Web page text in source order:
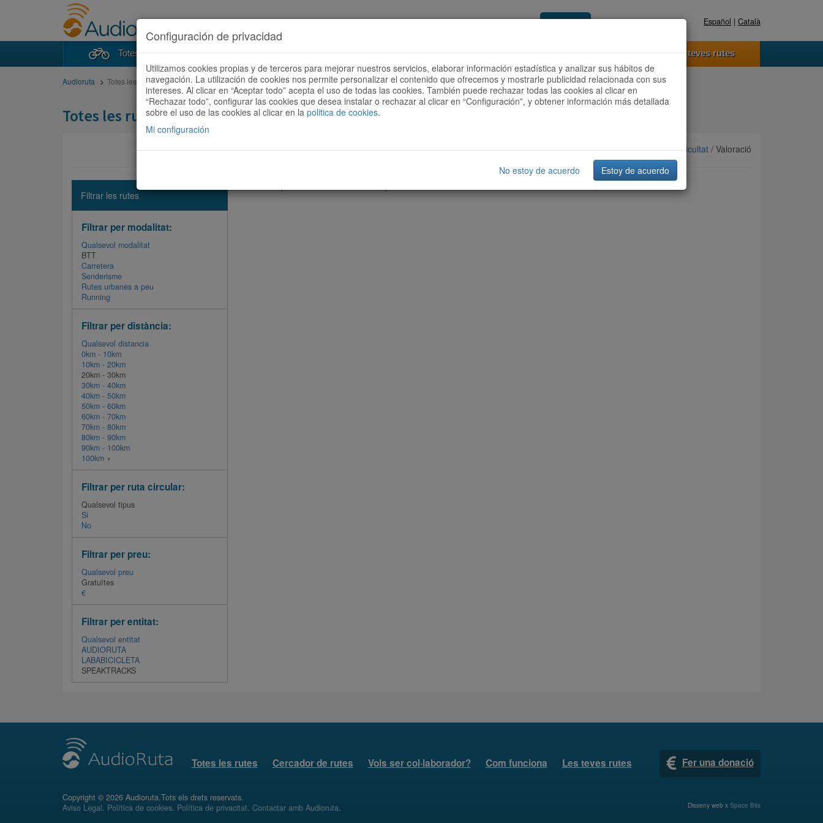
Accedeix Registra't ara Español | Català
Totes les rutes Cercador de rutes Vols ser col·laborador? Com funciona Les teves rutes
Audioruta Totes les rutes
Totes les rutes
Ordenar per:Més recents/Dificultat / Valoració
Filtrar les rutes
Filtrar per modalitat:
Qualsevol modalitat
BTT
Carretera
Senderisme
Rutes urbanes a peu
Running
Filtrar per distància:
Qualsevol distancia
0km - 10km
10km - 20km
20km - 30km
30km - 40km
40km - 50km
50km - 60km
60km - 70km
70km - 80km
80km - 90km
90km - 100km
100km +
Filtrar per ruta circular:
Qualsevol tipus
Si
No
Filtrar per preu:
Qualsevol preu
Gratuïtes
€
Filtrar per entitat:
Qualsevol entitat
AUDIORUTA
LABABICICLETA
SPEAKTRACKS
Totes les rutes Cercador de rutes Vols ser col·laborador? Com funciona Les teves rutes Fer una donació
Copyright © 2026 Audioruta.Tots els drets reservats.
Aviso Legal. Política de cookies. Política de privacitat. Contactar amb Audioruta. Disseny web x Space Bits
Configuración de privacidad
Utilizamos cookies propias y de terceros para mejorar nuestros servicios, elaborar información estadística y analizar sus hábitos de
navegación. La utilización de cookies nos permite personalizar el contenido que ofrecemos y mostrarle publicidad relacionada con sus
intereses. Al clicar en “Aceptar todo” acepta el uso de todas las cookies. También puede rechazar todas las cookies al clicar en
“Rechazar todo”, configurar las cookies que desea instalar o rechazar al clicar en “Configuración”, y obtener información más detallada
sobre el uso de las cookies al clicar en la politica de cookies.
Mi configuración
No estoy de acuerdo Estoy de acuerdo